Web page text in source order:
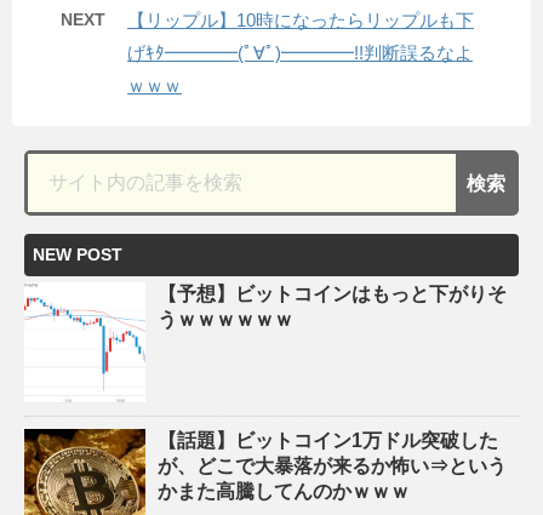
NEXT
【リップル】10時になったらリップルも下
げｷﾀ━━━━(ﾟ∀ﾟ)━━━━!!判断誤るなよ
ｗｗｗ
NEW POST
【予想】ビットコインはもっと下がりそ
うｗｗｗｗｗｗ
【話題】ビットコイン1万ドル突破した
が、どこで大暴落が来るか怖い⇒という
かまた高騰してんのかｗｗｗ